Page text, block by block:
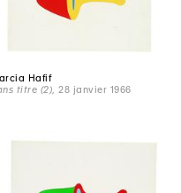
Hafif
titre (2) , 28 janvier 1966